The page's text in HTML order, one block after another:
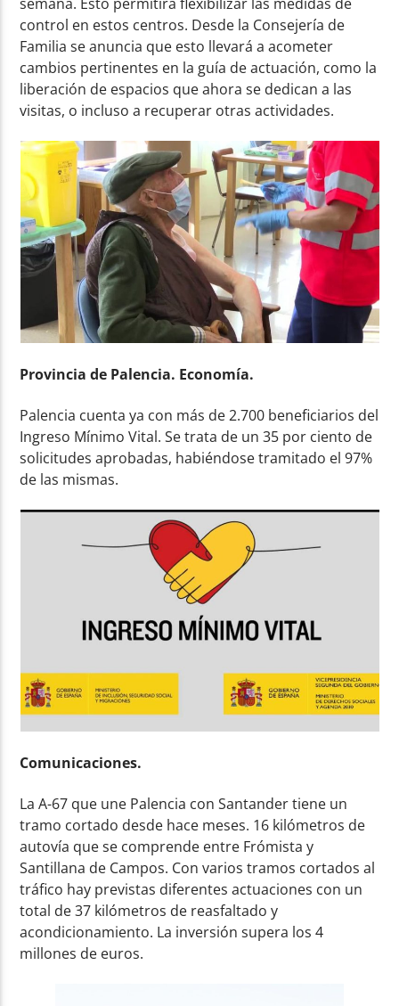
control en estos centros. Desde la Consejería de
Familia se anuncia que esto llevará a acometer
cambios pertinentes en la guía de actuación, como la
liberación de espacios que ahora se dedican a las
visitas, o incluso a recuperar otras actividades.
Provincia de Palencia. Economía.
Palencia cuenta ya con más de 2.700 beneficiarios del
Ingreso Mínimo Vital. Se trata de un 35 por ciento de
solicitudes aprobadas, habiéndose tramitado el 97%
de las mismas.
Comunicaciones.
La A-67 que une Palencia con Santander tiene un
tramo cortado desde hace meses. 16 kilómetros de
autovía que se comprende entre Frómista y
Santillana de Campos. Con varios tramos cortados al
tráfico hay previstas diferentes actuaciones con un
total de 37 kilómetros de reasfaltado y
acondicionamiento. La inversión supera los 4
millones de euros.